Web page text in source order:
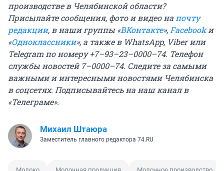
производстве в Челябинской области?
Присылайте сообщения, фото и видео на почту
редакции, в наши группы «ВКонтакте», Facebookи
«Одноклассники», а также в WhatsApp, Viber или
Telegram по номеру +7–93–23–0000–74. Телефон
службы новостей 7–0000–74. Следите за самыми
важными и интересными новостями Челябинска
в соцсетях. Подписывайтесь на наш канал в
«Телеграме».
Михаил Штаюра
Заместитель главного редактора 74.RU